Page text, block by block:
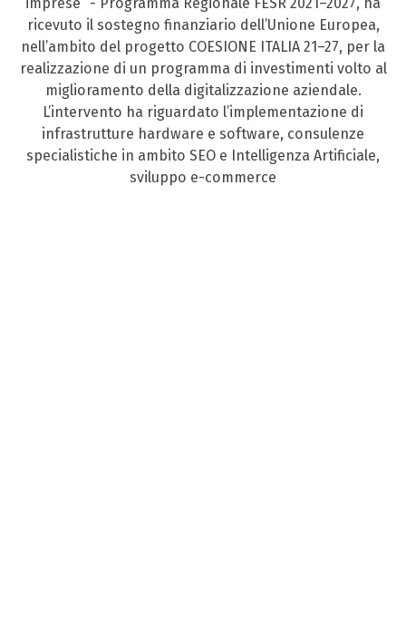
ricevuto il sostegno finanziario dell’Unione Europea,
nell’ambito del progetto COESIONE ITALIA 21–27, per la
realizzazione di un programma di investimenti volto al
miglioramento della digitalizzazione aziendale.
L’intervento ha riguardato l’implementazione di
infrastrutture hardware e software, consulenze
specialistiche in ambito SEO e Intelligenza Artificiale,
sviluppo e-commerce